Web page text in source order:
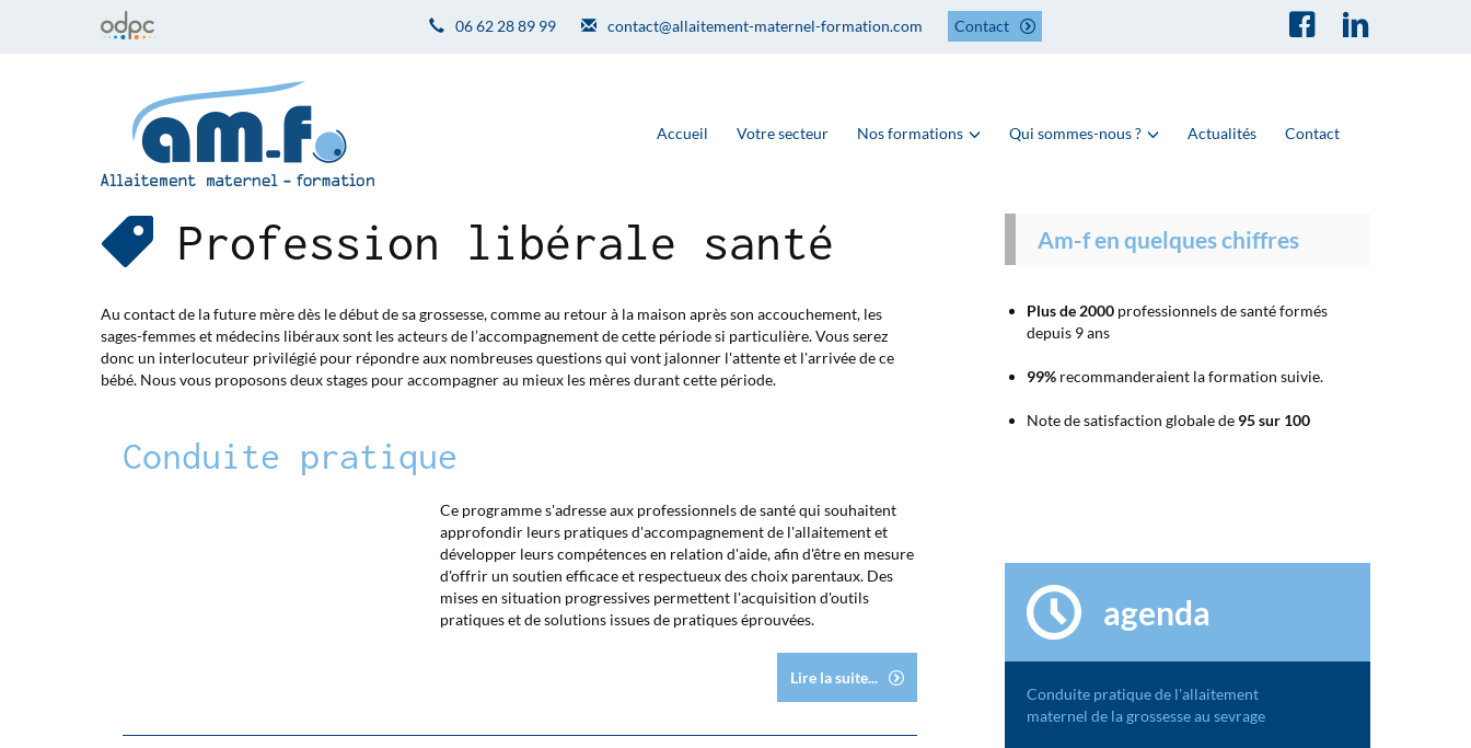
06 62 28 89 99 contact@allaitement-maternel-formation.com Contact
Accueil Votre secteur Nos formations Qui sommes-nous ? Actualités Contact
Profession libérale santé
Au contact de la future mère dès le début de sa grossesse, comme au retour à la maison après son accouchement, les
sages-femmes et médecins libéraux sont les acteurs de l’accompagnement de cette période si particulière. Vous serez
donc un interlocuteur privilégié pour répondre aux nombreuses questions qui vont jalonner l'attente et l'arrivée de ce
bébé. Nous vous proposons deux stages pour accompagner au mieux les mères durant cette période.
Conduite pratique
Ce programme s'adresse aux professionnels de santé qui souhaitent
approfondir leurs pratiques d'accompagnement de l'allaitement et
développer leurs compétences en relation d'aide, afin d'être en mesure
d'offrir un soutien efficace et respectueux des choix parentaux. Des
mises en situation progressives permettent l'acquisition d'outils
pratiques et de solutions issues de pratiques éprouvées.
Lire la suite...
Am-f en quelques chiffres
Plus de 2000 professionnels de santé formés
depuis 9 ans
99% recommanderaient la formation suivie.
Note de satisfaction globale de 95 sur 100
agenda
Conduite pratique de l'allaitement
maternel de la grossesse au sevrage